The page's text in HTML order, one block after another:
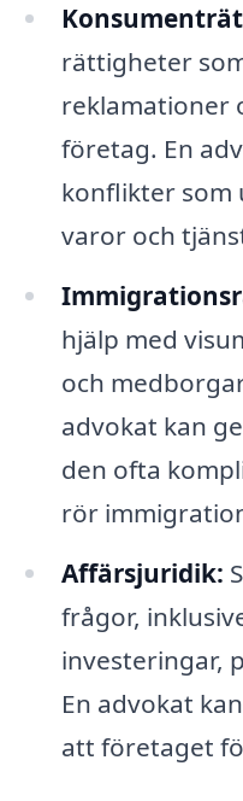
rättigheter
reklamationer
företag. En
konflikter som
varor och
hjälp med
och
advokat kan
den ofta
rör
Affärsjuridik:
frågor,
investeringar,
En advokat
att företaget